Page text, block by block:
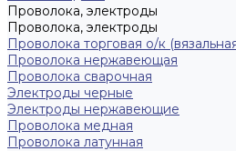
Проволока, электроды
Проволока, электроды
Проволока торговая о/к
Проволока нержавеющая
Проволока сварочная
Электроды черные
Электроды нержавеющие
Проволока медная
Проволока латунная